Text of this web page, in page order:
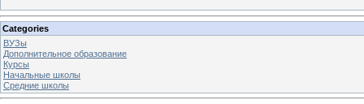
Categories
ВУЗы
Дополнительное образование
Курсы
Начальные школы
Средние школы